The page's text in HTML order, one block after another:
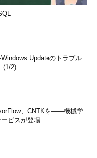
Updateのトラブル
(1/2)
、CNTKを――機械学
ビスが登場